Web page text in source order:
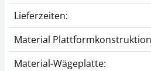
Lieferzeiten:
Material
Material-Wägeplatte: